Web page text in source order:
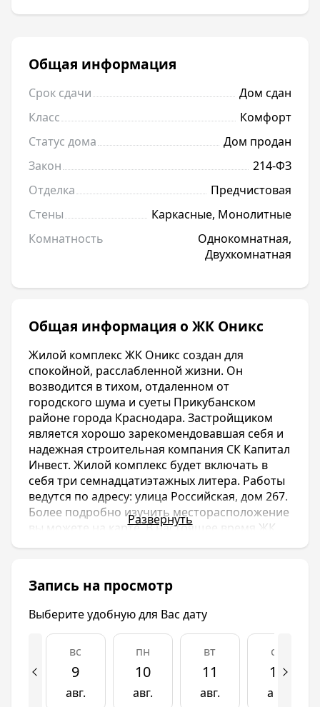
Общая информация
Срок сдачи
Дом сдан
Класс
Комфорт
Статус дома
Дом продан
Закон
214-ФЗ
Отделка
Предчистовая
Стены
Каркасные, Монолитные
Комнатность
Однокомнатная,
Двухкомнатная
Общая информация о ЖК Оникс
Жилой комплекс ЖК Оникс создан для
спокойной, расслабленной жизни. Он
возводится в тихом, отдаленном от
городского шума и суеты Прикубанском
районе города Краснодара. Застройщиком
является хорошо зарекомендовавшая себя и
надежная строительная компания СК Капитал
Инвест. Жилой комплекс будет включать в
себя три семнадцатиэтажных литера. Работы
ведутся по адресу: улица Российская, дом 267.
Более подробно изучить месторасположение
вы можете на карте. В настоящее время ЖК
уже сейчас.
ЖК Оникс имеет достаточно развитую как
внешнюю, так и внутреннюю инфраструктуру.
В двух минутах ходьбы от жилого комплекса
расположен гипермаркет «Лента», чуть
дальше «Магнит» и «Метро». Вблизи также
сады, общеобразовательные и языковые
Развернуть
Запись на просмотр
Выберите удобную для Вас дату
вс
9
авг.
пн
10
авг.
вт
11
авг.
ср
12
авг.